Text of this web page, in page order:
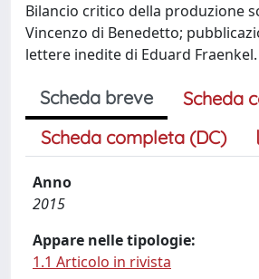
Bilancio critico della produzione
Vincenzo di Benedetto;
lettere inedite di Eduard Fraenkel.
Scheda breve
Scheda
Scheda completa (DC)
Anno
2015
Appare nelle tipologie:
1.1 Articolo in rivista